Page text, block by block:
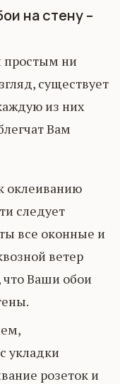
на стену –
простым ни
существует
из них
Вам
оклеиванию
следует
все оконные и
ветер
что Ваши обои
укладки
розеток и